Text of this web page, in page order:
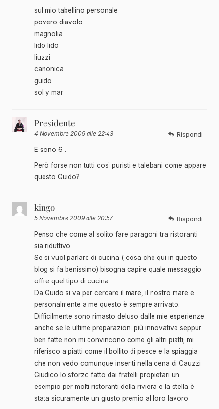
sul mio tabellino personale
povero diavolo
magnolia
lido lido
liuzzi
canonica
guido
sol y mar
Presidente
4 Novembre 2009 alle 22:43
E sono 6 .
Però forse non tutti così puristi e talebani come appare
questo Guido?
Rispondi
kingo
5 Novembre 2009 alle 20:57
Penso che come al solito fare paragoni tra ristoranti
sia riduttivo
Se si vuol parlare di cucina ( cosa che qui in questo
blog si fa benissimo) bisogna capire quale messaggio
offre quel tipo di cucina
Da Guido si va per cercare il mare, il nostro mare e
personalmente a me questo è sempre arrivato.
Difficilmente sono rimasto deluso dalle mie esperienze
anche se le ultime preparazioni più innovative seppur
ben fatte non mi convincono come gli altri piatti; mi
riferisco a piatti come il bollito di pesce e la spiaggia
che non vedo comunque inseriti nella cena di Cauzzi
Giudico lo sforzo fatto dai fratelli propietari un
esempio per molti ristoranti della riviera e la stella è
stata sicuramente un giusto premio al loro lavoro
Rispondi